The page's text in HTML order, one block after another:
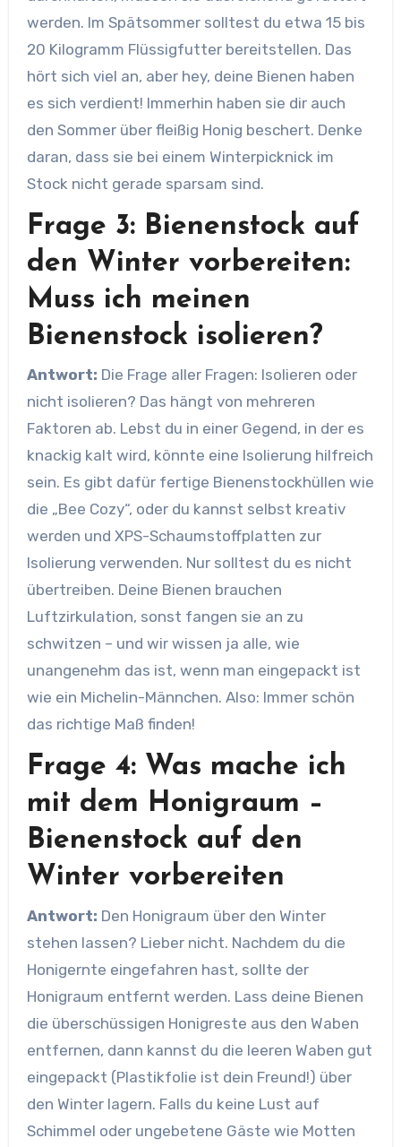
werden. Im Spätsommer solltest du etwa 15 bis
20 Kilogramm Flüssigfutter bereitstellen. Das
hört sich viel an, aber hey, deine Bienen haben
es sich verdient! Immerhin haben sie dir auch
den Sommer über fleißig Honig beschert. Denke
daran, dass sie bei einem Winterpicknick im
Stock nicht gerade sparsam sind.
Frage 3: Bienenstock auf
den Winter vorbereiten:
Muss ich meinen
Bienenstock isolieren?
Antwort: Die Frage aller Fragen: Isolieren oder
nicht isolieren? Das hängt von mehreren
Faktoren ab. Lebst du in einer Gegend, in der es
knackig kalt wird, könnte eine Isolierung hilfreich
sein. Es gibt dafür fertige Bienenstockhüllen wie
die „Bee Cozy“, oder du kannst selbst kreativ
werden und XPS-Schaumstoffplatten zur
Isolierung verwenden. Nur solltest du es nicht
übertreiben. Deine Bienen brauchen
Luftzirkulation, sonst fangen sie an zu
schwitzen – und wir wissen ja alle, wie
unangenehm das ist, wenn man eingepackt ist
wie ein Michelin-Männchen. Also: Immer schön
das richtige Maß finden!
Frage 4: Was mache ich
mit dem Honigraum –
Bienenstock auf den
Winter vorbereiten
Antwort: Den Honigraum über den Winter
stehen lassen? Lieber nicht. Nachdem du die
Honigernte eingefahren hast, sollte der
Honigraum entfernt werden. Lass deine Bienen
die überschüssigen Honigreste aus den Waben
entfernen, dann kannst du die leeren Waben gut
eingepackt (Plastikfolie ist dein Freund!) über
den Winter lagern. Falls du keine Lust auf
Schimmel oder ungebetene Gäste wie Motten